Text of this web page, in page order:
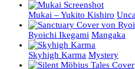
Mukai – Yukito Kishiro
Ryoichi Ikegami Mangaka
Skyhigh Karma Mystery